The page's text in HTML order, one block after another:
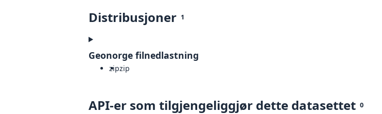
Distribusjoner 1
Geonorge filnedlastning
zipzip
API-er som tilgjengeliggjør dette datasettet 0